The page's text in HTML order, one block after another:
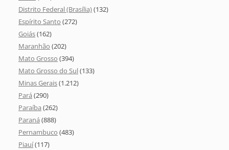
Distrito Federal (Brasília)(132)
Espírito Santo (272)
Goiás(162)
Maranhão (202)
Mato Grosso (394)
Mato Grosso do Sul(133)
Minas Gerais(1.212)
Pará (290)
Paraíba (262)
Paraná (888)
Pernambuco (483)
Piauí(117)